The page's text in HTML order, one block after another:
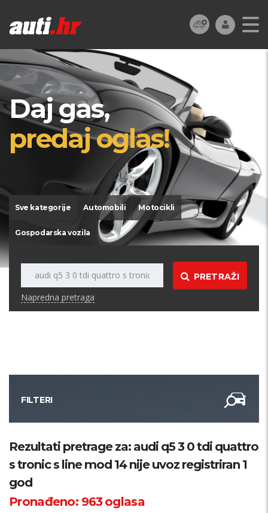
Daj gas,
predaj oglas!
Sve kategorije Automobili Motocikli
Gospodarska vozila
PRETRAŽI
Napredna pretraga
FILTERI
Kategorija
Samo sa slikom
Rezultati pretrage za: audi q5 3 0 tdi quattro
s tronic s line mod 14 nije uvoz registriran 1
god
Pronađeno: 963oglasa